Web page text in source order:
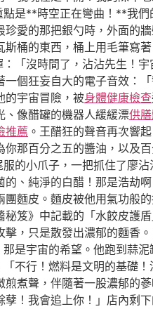
是**時空正在彎曲！**我
愛的那把銀勺時，外面的
斯桶的東西，桶上用毛筆
「沒時間了，沾沾先生！
個狂妄自大的電子音效：
的宇宙冒險，被身體健康檢查
、像醋罐的機器人緩緩漂供
推薦 。王醋狂的聲音再次響
那百分之五的醬油，以及
的小爪子，一把抓住了廖
、純淨的白醋！那是浩劫
麵皮。麵皮被他用氣功般
笈》中記載的「水餃皮護
，只是散發出濃郁的麵香
是宇宙的希望。他跑到蒜
不行！燃料是文明的基礎
煮聲，伴隨著一股濃郁的
！我會追上你！」店內剩